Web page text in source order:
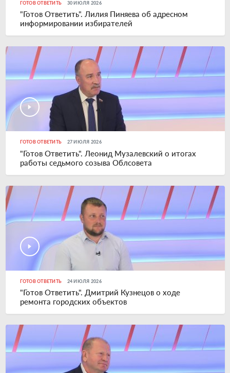
ГОТОВ ОТВЕТИТЬ 30 ИЮЛЯ 2026
"Готов Ответить". Лилия Пиняева об адресном
информировании избирателей
ГОТОВ ОТВЕТИТЬ 27 ИЮЛЯ 2026
"Готов Ответить". Леонид Музалевский о итогах
работы седьмого созыва Облсовета
ГОТОВ ОТВЕТИТЬ 24 ИЮЛЯ 2026
"Готов Ответить". Дмитрий Кузнецов о ходе
ремонта городских объектов